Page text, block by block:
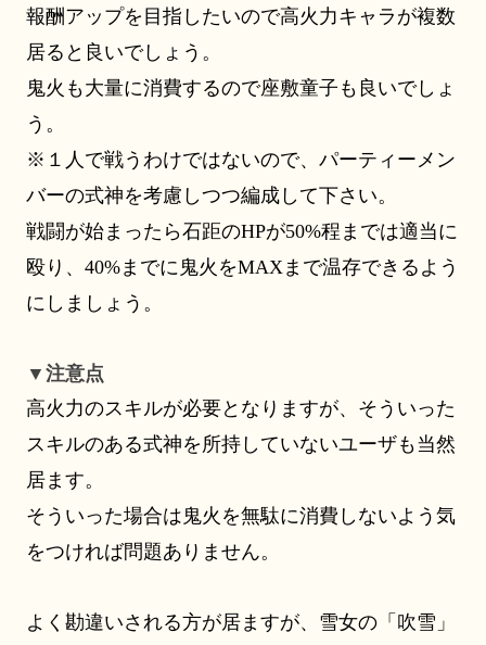
報酬アップを目指したいので高火力キャラが複数
居ると良いでしょう。
鬼火も大量に消費するので座敷童子も良いでしょ
う。
※１人で戦うわけではないので、パーティーメン
バーの式神を考慮しつつ編成して下さい。
戦闘が始まったら石距のHPが50%程までは適当に
殴り、40%までに鬼火をMAXまで温存できるよう
にしましょう。
▼注意点
高火力のスキルが必要となりますが、そういった
スキルのある式神を所持していないユーザも当然
居ます。
そういった場合は鬼火を無駄に消費しないよう気
をつければ問題ありません。
よく勘違いされる方が居ますが、雪女の「吹雪」